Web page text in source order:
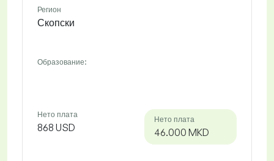
Регион
Скопски
Образование:
Нето плата
868 USD
Нето плата
46.000 MKD